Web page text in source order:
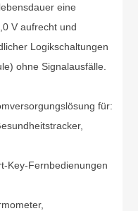
eine
V aufrecht und
Logikschaltungen
ohne Signalausfälle.
für:
Fernbedienungen